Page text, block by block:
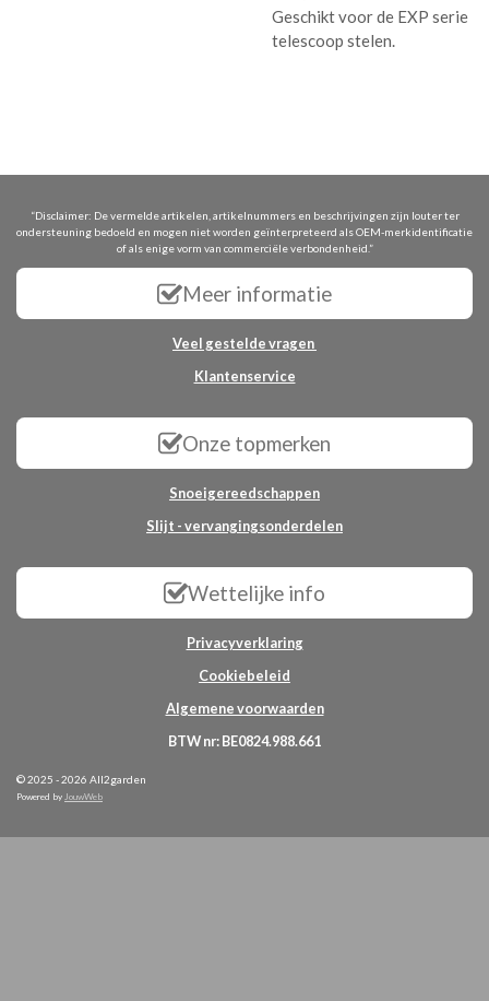
Geschikt voor de EXP serie
telescoop stelen.
“Disclaimer: De vermelde artikelen, artikelnummers en beschrijvingen zijn louter ter
ondersteuning bedoeld en mogen niet worden geïnterpreteerd als OEM-merkidentificatie
of als enige vorm van commerciële verbondenheid.”
Meer informatie
Veel gestelde vragen
Klantenservice
Onze topmerken
Snoeigereedschappen
Slijt - vervangingsonderdelen
Wettelijke info
Privacyverklaring
Cookiebeleid
Algemene voorwaarden
BTW nr: BE0824.988.661
© 2025 - 2026 All2garden
Powered by JouwWeb